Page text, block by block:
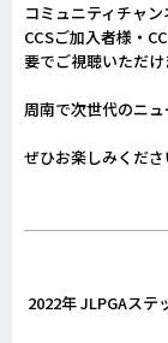
コミュニティチャ
CCSご加入者様・
要でご視聴いただけ
周南で次世代のニ
ぜひお楽しみくださ
2022年 JLPGAステ